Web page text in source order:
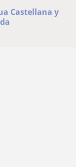
Castellana y